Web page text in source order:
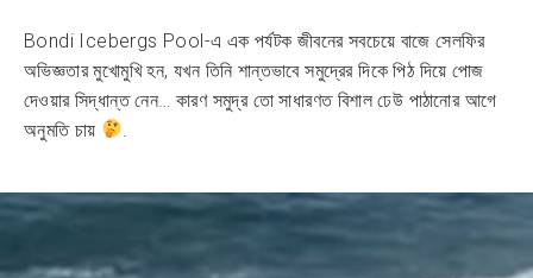
Bondi Icebergs Pool-এ এক পর্যটক জীবনের সবচেয়ে বাজে সেলফির
অভিজ্ঞতার মুখোমুখি হন, যখন তিনি শান্তভাবে সমুদ্রের দিকে পিঠ দিয়ে পোজ
দেওয়ার সিদ্ধান্ত নেন… কারণ সমুদ্র তো সাধারণত বিশাল ঢেউ পাঠানোর আগে
অনুমতি চায়